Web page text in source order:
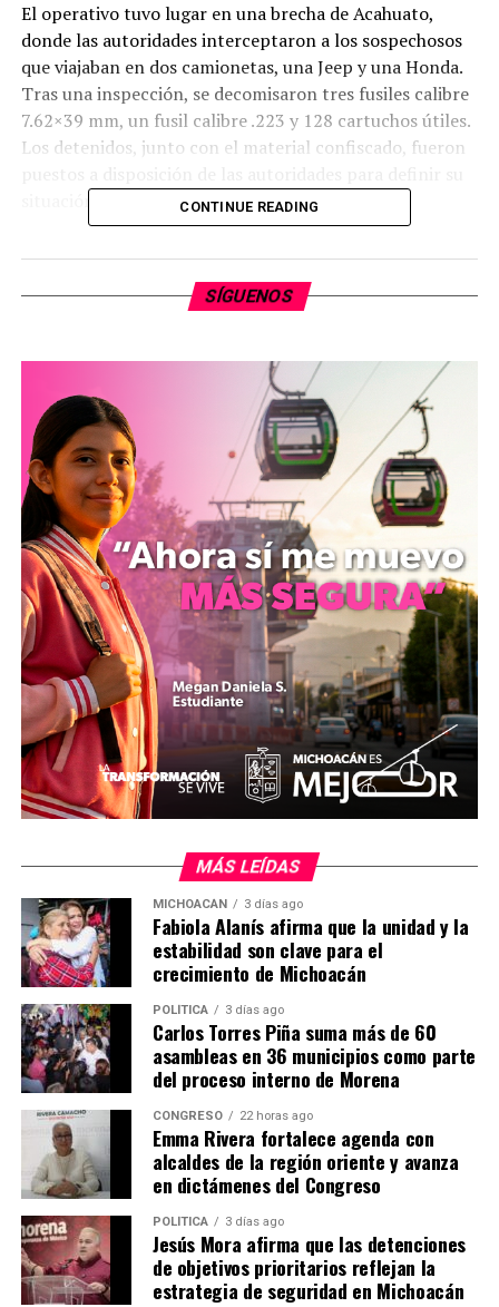
El operativo tuvo lugar en una brecha de Acahuato,
donde las autoridades interceptaron a los sospechosos
que viajaban en dos camionetas, una Jeep y una Honda.
Tras una inspección, se decomisaron tres fusiles calibre
7.62×39 mm, un fusil calibre .223 y 128 cartuchos útiles.
Los detenidos, junto con el material confiscado, fueron
estrategia conjunta con fuerzas federales para combatir
el tráfico de armas, el narcotráfico y otras actividades
Michoacán. La operación en Acahuato refuerza los
esfuerzos para desmantelar grupos delictivos que
operan en Tierra Caliente, una zona marcada por la
violencia en el estado.
Las autoridades destacaron su compromiso de mantener
una presencia constante en la región para garantizar la
seguridad de los habitantes. Este operativo se suma a las
acciones continuas en Apatzingán y sus alrededores,
donde la incidencia delictiva ha sido un desafío
persistente. Las investigaciones en curso determinarán
los cargos que enfrentarán los cuatro detenidos.
La SSP y Sedena reafirmaron su colaboración para
fortalecer la seguridad en Michoacán, con un enfoque
en la prevención y el combate a la delincuencia
organizada. Las autoridades no proporcionaron más
detalles sobre la identidad de los detenidos ni sobre
de los resultados de las indagatorias.
Palabras: 305
Comparte con:
Me gusta esto:
CONTINUE READING
SÍGUENOS
MÁS LEÍDAS
MICHOACÁN 3 días ago
Fabiola Alanís afirma que la unidad y la
estabilidad son clave para el
crecimiento de Michoacán
POLÍTICA 3 días ago
Carlos Torres Piña suma más de 60
asambleas en 36 municipios como parte
del proceso interno de Morena
CONGRESO 22 horas ago
Emma Rivera fortalece agenda con
alcaldes de la región oriente y avanza
en dictámenes del Congreso
POLÍTICA 3 días ago
Jesús Mora afirma que las detenciones
de objetivos prioritarios reflejan la
estrategia de seguridad en Michoacán